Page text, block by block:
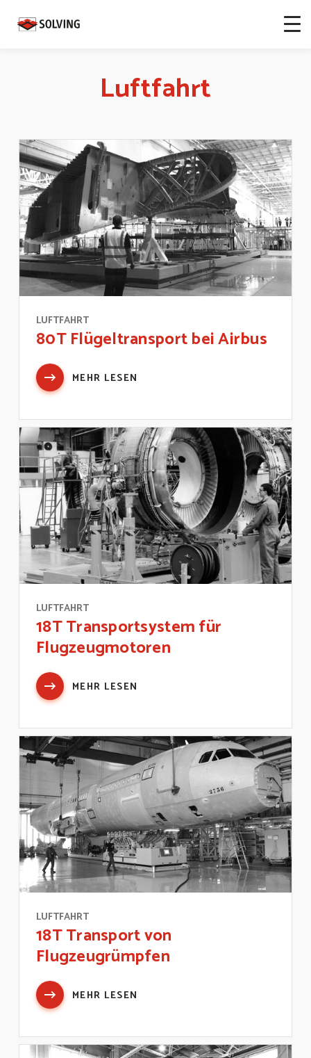
Luftfahrt
LUFTFAHRT
80T Flügeltransport bei Airbus
MEHR LESEN
LUFTFAHRT
18T Transportsystem für
Flugzeugmotoren
MEHR LESEN
LUFTFAHRT
18T Transport von
Flugzeugrümpfen
MEHR LESEN